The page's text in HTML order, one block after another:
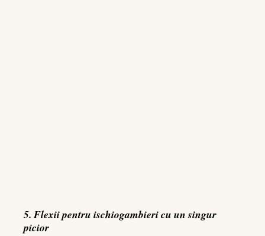
5. Flexii pentru ischiogambieri cu un singur
picior